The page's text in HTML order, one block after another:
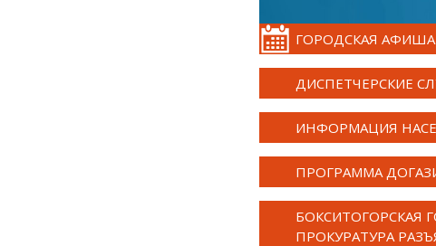
ГОРОДСКАЯ АФИША
ДИСПЕТЧЕРСКИЕ
ИНФОРМАЦИЯ
ПРОГРАММА
БОКСИТОГОРСКАЯ
ПРОКУРАТУРА